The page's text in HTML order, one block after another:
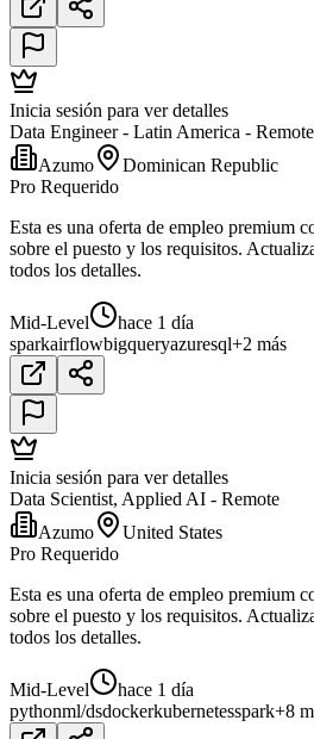
Inicia sesión para ver detalles
Data Engineer - Latin America - Remote
Azumo
Dominican Republic
Pro Requerido
Esta es una oferta de empleo premium
sobre el puesto y los requisitos.
todos los detalles.
Mid-Level
hace 1 día
sparkairflowbigqueryazuresql+2 más
Inicia sesión para ver detalles
Data Scientist, Applied AI - Remote
Azumo
United States
Pro Requerido
Esta es una oferta de empleo premium
sobre el puesto y los requisitos.
todos los detalles.
Mid-Level
hace 1 día
pythonml/dsdockerkubernetesspark+8